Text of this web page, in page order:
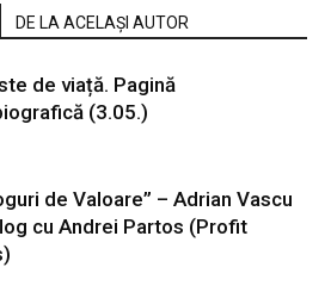
DE LA ACELAȘI AUTOR
de viață. Pagină
(3.05.)
de Valoare” – Adrian Vascu
cu Andrei Partos (Profit